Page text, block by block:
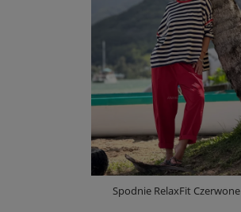
Spodnie RelaxFit Czerwone